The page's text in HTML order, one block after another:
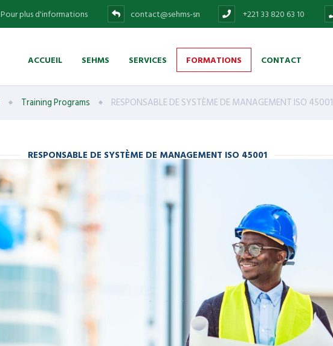
Pour plus d'informations contact@sehms-sn +221 33 820 63 10
ACCUEIL SEHMS SERVICES FORMATIONS CONTACT
Training Programs RESPONSABLE DE SYSTÈME DE MANAGEMENT ISO 45001
RESPONSABLE DE SYSTÈME DE MANAGEMENT ISO 45001